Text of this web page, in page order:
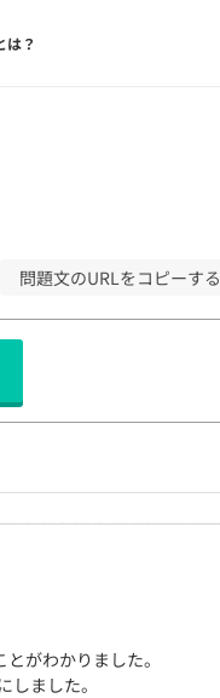
は？
問題文のURLをコピーする
がわかりました。
ました。